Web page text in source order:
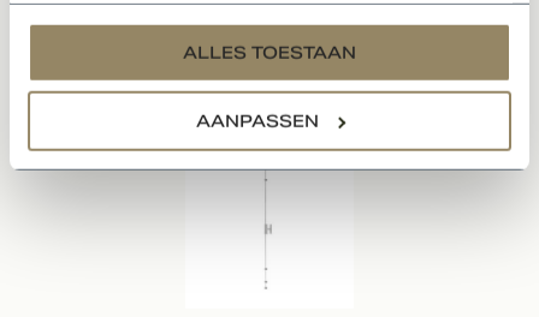
services.
ALLES TOESTAAN
AANPASSEN